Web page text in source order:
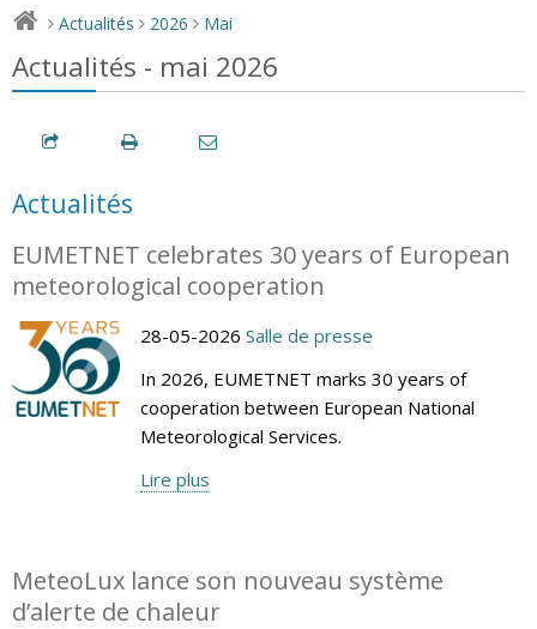
> Actualités > 2026 > Mai
Actualités - mai 2026
Actualités
EUMETNET celebrates 30 years of European
meteorological cooperation
28-05-2026 Salle de presse
In 2026, EUMETNET marks 30 years of
cooperation between European National
Meteorological Services.
Lire plus
MeteoLux lance son nouveau système
d’alerte de chaleur